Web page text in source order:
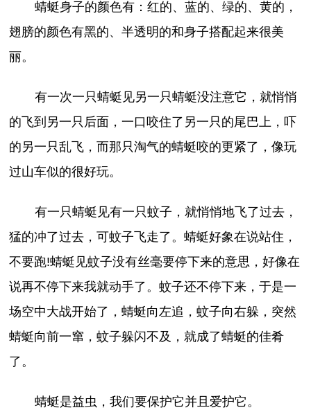
蜻蜓身子的颜色有：红的、蓝的、绿的、黄的，
翅膀的颜色有黑的、半透明的和身子搭配起来很美
丽。
有一次一只蜻蜓见另一只蜻蜓没注意它，就悄悄
的飞到另一只后面，一口咬住了另一只的尾巴上，吓
的另一只乱飞，而那只淘气的蜻蜓咬的更紧了，像玩
过山车似的很好玩。
有一只蜻蜓见有一只蚊子，就悄悄地飞了过去，
猛的冲了过去，可蚊子飞走了。蜻蜓好象在说站住，
不要跑!蜻蜓见蚊子没有丝毫要停下来的意思，好像在
说再不停下来我就动手了。蚊子还不停下来，于是一
场空中大战开始了，蜻蜓向左追，蚊子向右躲，突然
蜻蜓向前一窜，蚊子躲闪不及，就成了蜻蜓的佳肴
了。
蜻蜓是益虫，我们要保护它并且爱护它。